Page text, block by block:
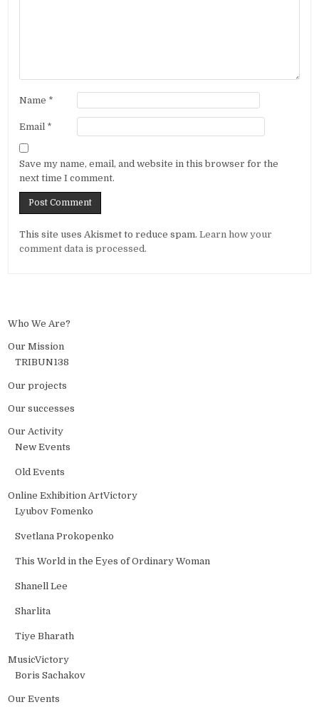
Name *
Email *
Save my name, email, and website in this browser for the
next time I comment.
This site uses Akismet to reduce spam.Learn how your
comment data is processed.
Who We Are?
Our Mission
TRIBUN138
Our projects
Our successes
Our Activity
New Events
Old Events
Online Exhibition ArtVictory
Lyubov Fomenko
Svetlana Prokopenko
This World in the Еyes of Ordinary Woman
Shanell Lee
Sharlita
Tiye Bharath
MusicVictory
Boris Sachakov
Our Events